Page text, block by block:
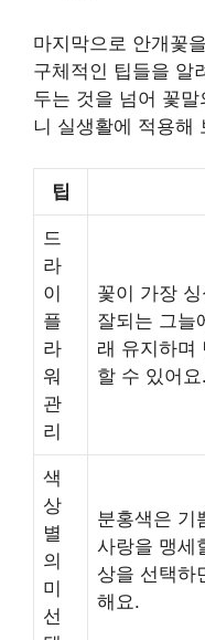
마지막으로 안개꽃
구체적인 팁들을 알
두는 것을 넘어 꽃
니 실생활에 적용해
팁
드
라
이
플
라
워
관
리
꽃이 가장
잘되는 그늘
래 유지하며
할 수 있어요.
색
상
별
의
미
선
분홍색은 기
사랑을 맹세
상을 선택하
해요.